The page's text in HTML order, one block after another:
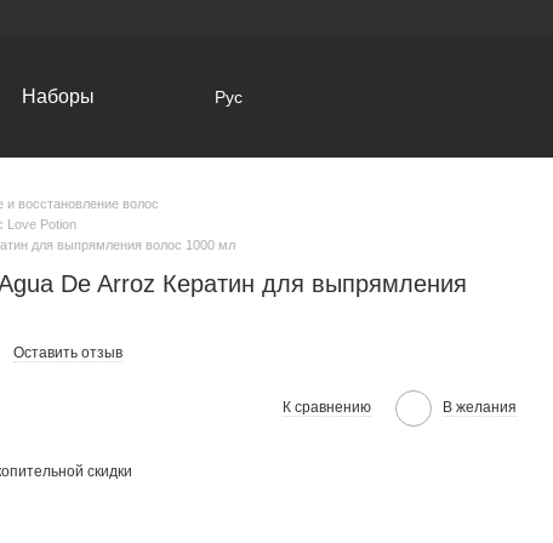
Наборы Рус
восстановление волос
Love Potion
для выпрямления волос 1000 мл
De Arroz Кератин для выпрямления
Оставить отзыв
К сравнению В желания
скидки